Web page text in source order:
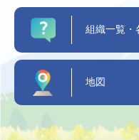
組織一覧・
地図